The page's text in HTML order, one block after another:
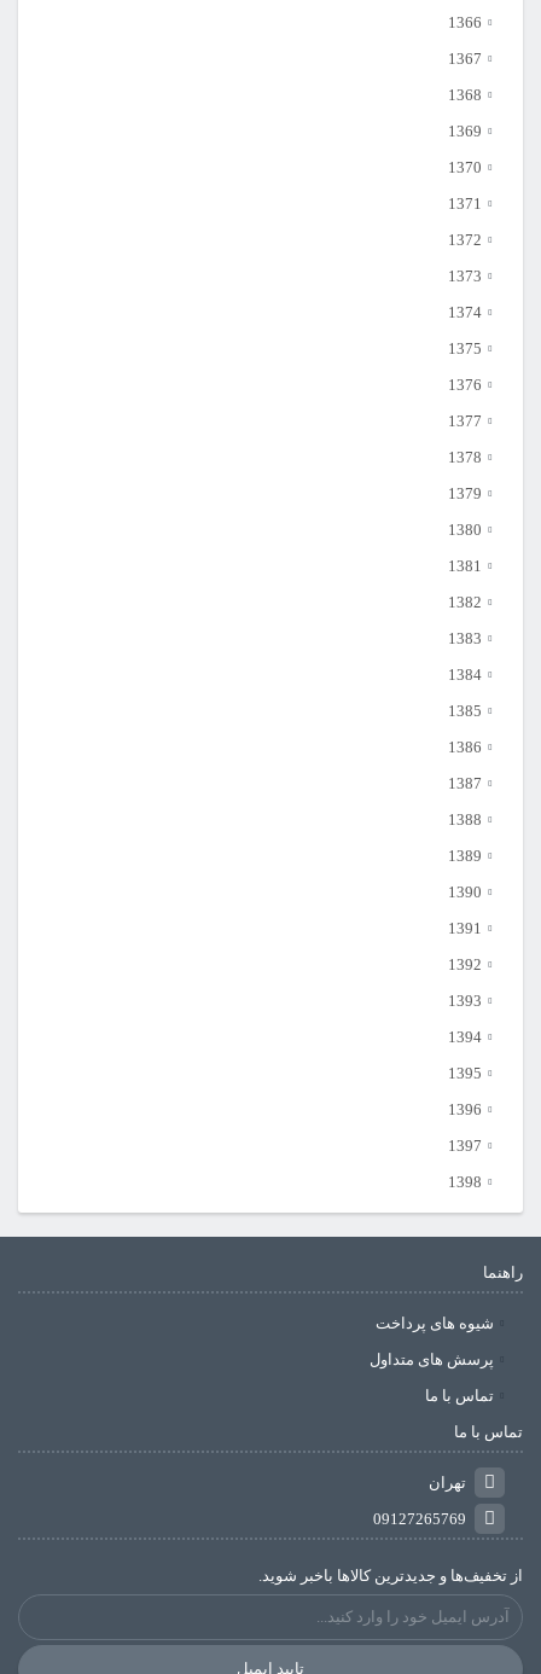
1366
1367
1368
1369
1370
1371
1372
1373
1374
1375
1376
1377
1378
1379
1380
1381
1382
1383
1384
1385
1386
1387
1388
1389
1390
1391
1392
1393
1394
1395
1396
1397
1398
راهنما
شیوه های پرداخت
پرسش های متداول
تماس با ما
تماس با ما
تهران
09127265769
از تخفیف‌ها و جدیدترین‌ کالاها باخبر شوید.
تایید ایمیل